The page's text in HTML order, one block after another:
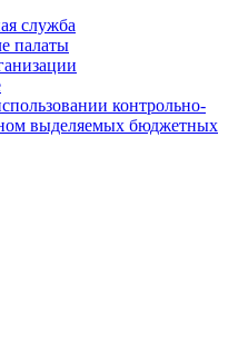
служба
палаты
контрольно-
выделяемых бюджетных